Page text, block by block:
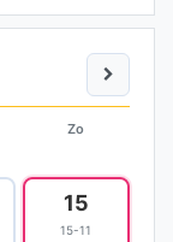
Zo
15
15-11